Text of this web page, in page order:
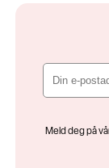
Meld deg på